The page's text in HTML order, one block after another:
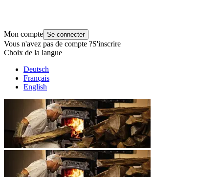
Mon compte Se connecter
Vous n'avez pas de compte ?S'inscrire
Choix de la langue
Deutsch
Français
English